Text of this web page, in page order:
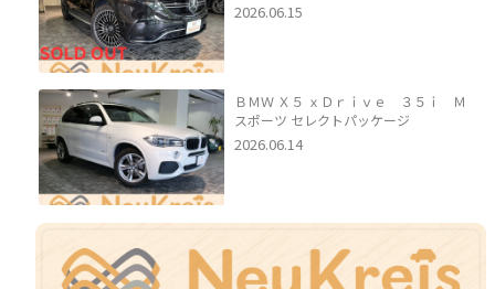
2026.06.15
ＢＭＷ Ｘ５ ｘＤｒｉｖｅ ３５ｉ Ｍ
スポーツ セレクトパッケージ
2026.06.14